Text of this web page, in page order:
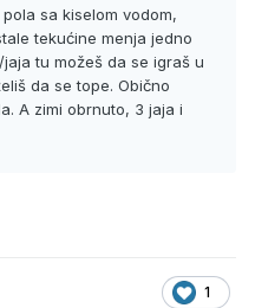
sa kiselom vodom,
tekućine menja jedno
tu možeš da se igraš u
da se tope. Obično
A zimi obrnuto, 3 jaja i
1